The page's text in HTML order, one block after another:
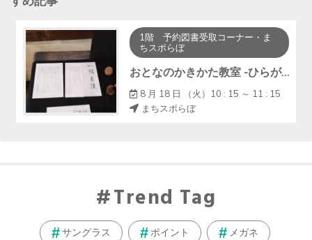
1階 予約図書受取コーナー・ま
ちスポらぼ
おとなのかきかた教室 -ひらがなから始めてみませんか-
8 月 18 日 （火）10 : 15 ～ 11 : 15
まちスポらぼ
Trend Tag
サングラス ポイント メガネ